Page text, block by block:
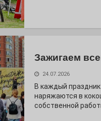
Зажигаем
24.07.2026
В каждый
наряжаются в
собственной